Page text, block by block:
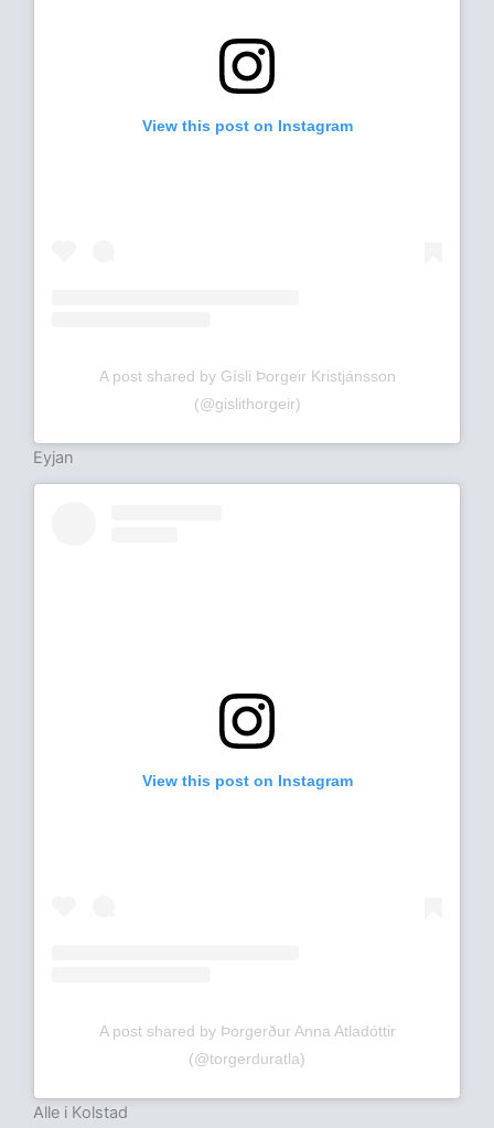
View this post on Instagram
A post shared by Gísli Þorgeir Kristjánsson
(@gislithorgeir)
Eyjan
View this post on Instagram
A post shared by Þorgerður Anna Atladóttir
(@torgerduratla)
Alle i Kolstad